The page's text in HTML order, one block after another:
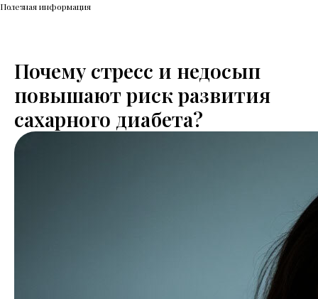
Полезная информация
Почему стресс и недосып
повышают риск развития
сахарного диабета?